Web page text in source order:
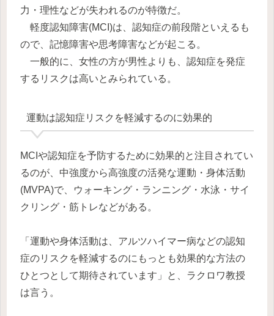
力・理性などが失われるのが特徴だ。
軽度認知障害(MCI)は、認知症の前段階といえるも
ので、記憶障害や思考障害などが起こる。
一般的に、女性の方が男性よりも、認知症を発症
するリスクは高いとみられている。
運動は認知症リスクを軽減するのに効果的
MCIや認知症を予防するために効果的と注目されてい
るのが、中強度から高強度の活発な運動・身体活動
(MVPA)で、ウォーキング・ランニング・水泳・サイ
クリング・筋トレなどがある。
「運動や身体活動は、アルツハイマー病などの認知
症のリスクを軽減するのにもっとも効果的な方法の
ひとつとして期待されています」と、ラクロワ教授
は言う。